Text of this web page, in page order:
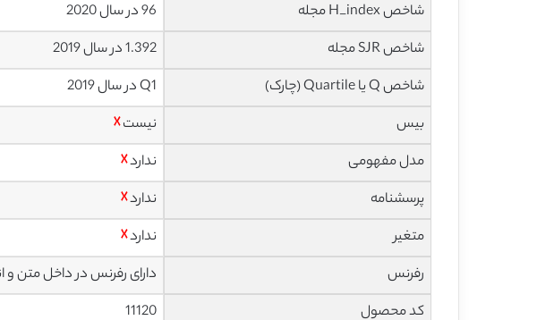
شاخص H_index مجله
96 در سال 2020
شاخص SJR مجله
1.392 در سال 2019
شاخص Q یا Quartile (چارک)
Q1 در سال 2019
بیس
نیست☓
مدل مفهومی
ندارد☓
پرسشنامه
ندارد☓
متغیر
ندارد☓
رفرنس
دارای رفرنس در داخل متن و
کد محصول
11120